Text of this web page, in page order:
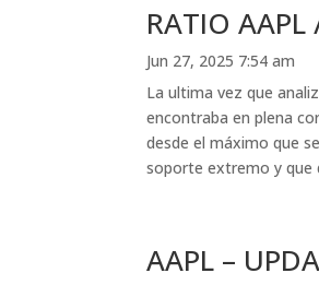
RATIO
Jun 27, 2025 7:54 am
La ultima vez que
encontraba en plena
desde el máximo que
soporte extremo y que
AAPL –